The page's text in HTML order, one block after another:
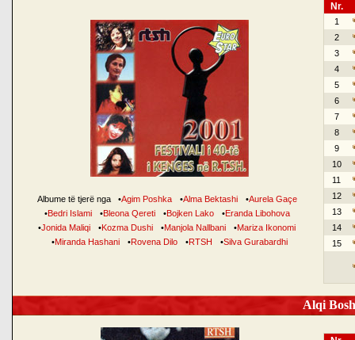
Albume të tjerë nga •Agim Poshka •Alma Bektashi •Aurela Gaçe
•Bedri Islami •Bleona Qereti •Bojken Lako •Eranda Libohova
•Jonida Maliqi •Kozma Dushi •Manjola Nallbani •Mariza Ikonomi
•Miranda Hashani •Rovena Dilo •RTSH •Silva Gurabardhi
Nr.
1
2
3
4
5
6
7
8
9
10
11
12
13
14
15
Alqi